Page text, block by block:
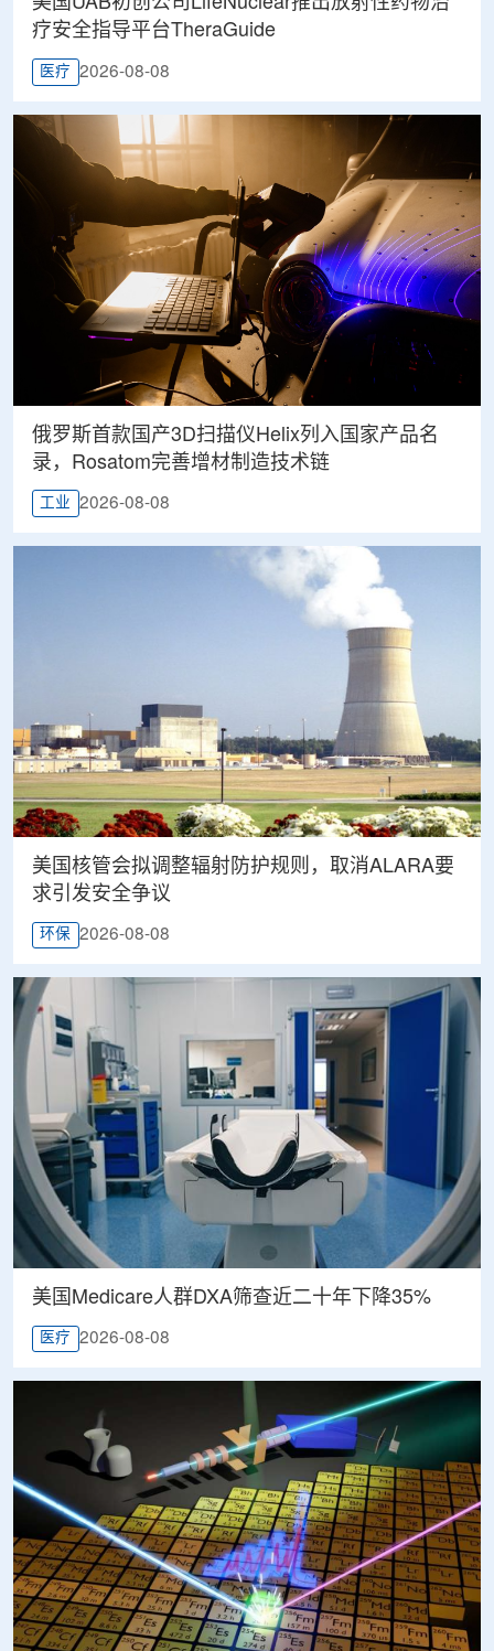
疗安全指导平台TheraGuide
医疗 2026-08-08
俄罗斯首款国产3D扫描仪Helix列入国家产品名
录，Rosatom完善增材制造技术链
工业 2026-08-08
美国核管会拟调整辐射防护规则，取消ALARA要
求引发安全争议
环保 2026-08-08
美国Medicare人群DXA筛查近二十年下降35%
医疗 2026-08-08